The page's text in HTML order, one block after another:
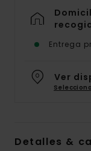
Entrega
Ver
Detalles &